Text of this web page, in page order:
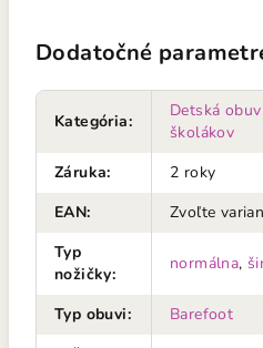
Dodatočné
Kategória:
Detská
školákov
Záruka:
2 roky
EAN:
Zvoľte
Typ
nožičky:
normálna,
Typ obuvi:
Barefoot